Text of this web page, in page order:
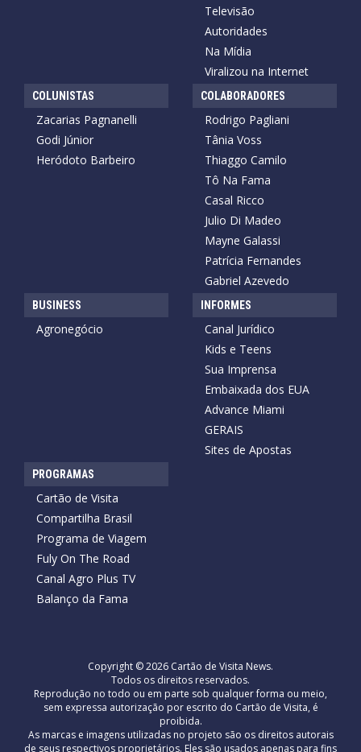
Televisão
Autoridades
Na Mídia
Viralizou na Internet
COLUNISTAS
Zacarias Pagnanelli
Godi Júnior
Heródoto Barbeiro
COLABORADORES
Rodrigo Pagliani
Tânia Voss
Thiaggo Camilo
Tô Na Fama
Casal Ricco
Julio Di Madeo
Mayne Galassi
Patrícia Fernandes
Gabriel Azevedo
BUSINESS
Agronegócio
INFORMES
Canal Jurídico
Kids e Teens
Sua Imprensa
Embaixada dos EUA
Advance Miami
GERAIS
Sites de Apostas
PROGRAMAS
Cartão de Visita
Compartilha Brasil
Programa de Viagem
Fuly On The Road
Canal Agro Plus TV
Balanço da Fama
Copyright © 2026 Cartão de Visita News.
Todos os direitos reservados.
Reprodução no todo ou em parte sob qualquer forma ou meio,
sem expressa autorização por escrito do Cartão de Visita, é
proibida.
As marcas e imagens utilizadas no projeto são os direitos autorais
de seus respectivos proprietários. Eles são usados ​​apenas para fins